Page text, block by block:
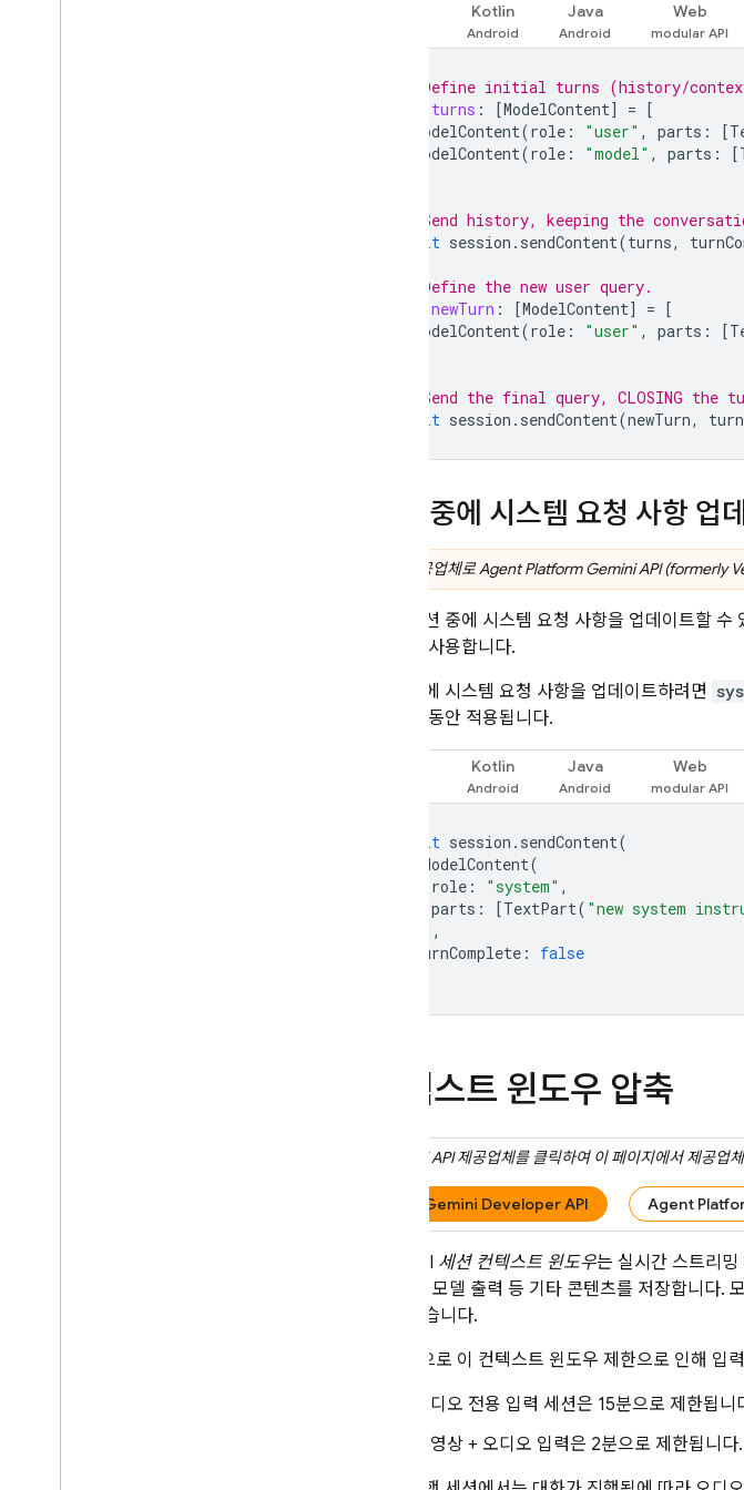
Kotlin Java Web
// Define initial turns (history/
turns : [ModelContent] = [
ModelContent(role : "user" , parts : [
ModelContent(role : "model" , parts : [
// Send history, keeping the
await session . sendContent(turns,
// Define the new user query.
newTurn : [ModelContent] = [
ModelContent(role : "user" , parts : [
// Send the final query, CLOSING
await session . sendContent(newTurn,
세션 중에 시스템 요청 사항 업
API 제공업체로Agent PlatformGemini API (formerly
활성 세션 중에 시스템 요청 사항을 업데이트할
하는 데 사용합니다.
세션 중에 시스템 요청 사항을 업데이트하려면
은 세션 동안 적용됩니다.
Kotlin Java Web
await session . sendContent(
ModelContent(
role : "system" ,
parts : [TextPart( "new system
)],
turnComplete :
false
컨텍스트 윈도우 압축
Gemini API제공업체를 클릭하여 이 페이지에서 제공업
Gemini Developer API Agent
Live API 세션 컨텍스트 윈도우는 실시간 스트리
트 입력, 모델 출력 등 기타 콘텐츠를 저장합니다.
되어 있습니다.
기본적으로 이 컨텍스트 윈도우 제한으로 인해
오디오 전용 입력 세션은 15분으로 제한됩니
동영상 + 오디오 입력은 2분으로 제한됩니다.